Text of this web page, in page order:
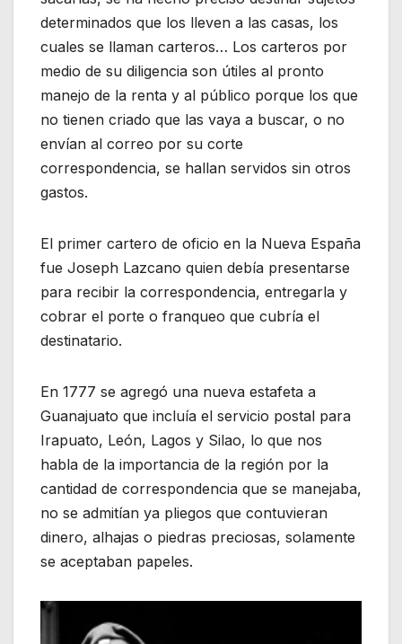
determinados que los lleven a las casas, los
cuales se llaman carteros… Los carteros por
medio de su diligencia son útiles al pronto
manejo de la renta y al público porque los que
no tienen criado que las vaya a buscar, o no
envían al correo por su corte
correspondencia, se hallan servidos sin otros
gastos.
El primer cartero de oficio en la Nueva España
fue Joseph Lazcano quien debía presentarse
para recibir la correspondencia, entregarla y
cobrar el porte o franqueo que cubría el
destinatario.
En 1777 se agregó una nueva estafeta a
Guanajuato que incluía el servicio postal para
Irapuato, León, Lagos y Silao, lo que nos
habla de la importancia de la región por la
cantidad de correspondencia que se manejaba,
no se admitían ya pliegos que contuvieran
dinero, alhajas o piedras preciosas, solamente
se aceptaban papeles.